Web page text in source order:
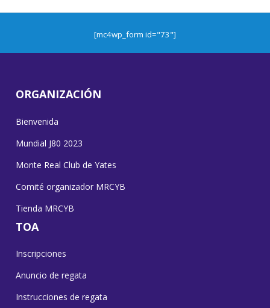
[mc4wp_form id="73"]
ORGANIZACIÓN
Bienvenida
Mundial J80 2023
Monte Real Club de Yates
Comité organizador MRCYB
Tienda MRCYB
TOA
Inscripciones
Anuncio de regata
Instrucciones de regata